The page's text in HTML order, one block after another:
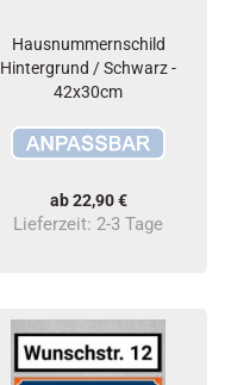
Hausnummernschild
Hintergrund / Schwarz -
42x30cm
ab 22,90 €
Lieferzeit: 2-3 Tage